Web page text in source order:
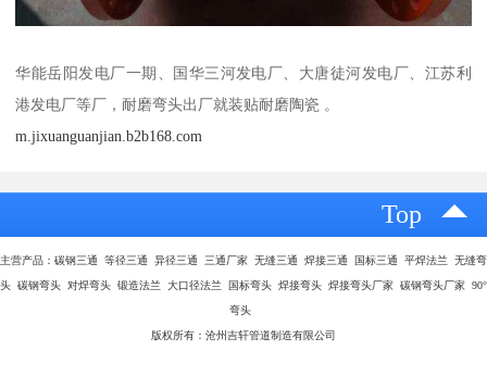
华能岳阳发电厂一期、国华三河发电厂、大唐徒河发电厂、江苏利
港发电厂等厂，耐磨弯头出厂就装贴耐磨陶瓷 。
m.jixuanguanjian.b2b168.com
Top
主营产品：碳钢三通 等径三通 异径三通 三通厂家 无缝三通 焊接三通 国标三通 平焊法兰 无缝弯
头 碳钢弯头 对焊弯头 锻造法兰 大口径法兰 国标弯头 焊接弯头 焊接弯头厂家 碳钢弯头厂家 90°
弯头
版权所有：沧州吉轩管道制造有限公司